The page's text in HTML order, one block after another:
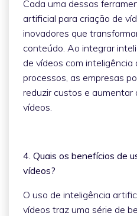
Cada uma dessas
artificial para criação de
inovadores que
conteúdo. Ao integrar
de vídeos com inteligência
processos, as empresas
reduzir custos e aumentar
vídeos.
4. Quais os benefícios de
vídeos?
O uso de inteligência
vídeos traz uma série de